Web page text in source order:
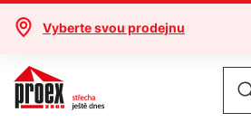
Vyberte svou prodejnu